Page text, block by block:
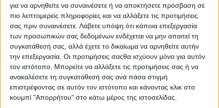
για να αρνηθείτε να συναινέσετε ή να αποκτήσετε πρόσβαση σε
πιο λεπτομερείς πληροφορίες και να αλλάξετε τις προτιμήσεις
σας πριν συναινέσετε. Λάβετε υπόψη ότι κάποια επεξεργασία
των προσωπικών σας δεδομένων ενδέχεται να μην απαιτεί τη
συγκατάθεσή σας, αλλά έχετε το δικαίωμα να αρνηθείτε αυτήν
την επεξεργασία. Οι προτιμήσεις σαςθα ισχύουν μόνο για αυτόν
τον ιστότοπο. Μπορείτε να αλλάξετε τις προτιμήσεις σας ή να
ανακαλέσετε τη συγκατάθεσή σας ανά πάσα στιγμή
επιστρέφοντας σε αυτόν τον ιστότοπο και κάνοντας κλικ στο
κουμπί "Απορρήτου" στο κάτω μέρος της ιστοσελίδας.
προσέχουν τη σωματική και ψυχική τους υγεία.
Παράλληλα, θέλει να υπενθυμίσει σε όλους τους
άνδρες και τις γυναίκες τη σημασία των ανδρών
στη σημερινή κοινωνία, αλλά και να προβάλλει
θετικά ανδρικά πρότυπα.